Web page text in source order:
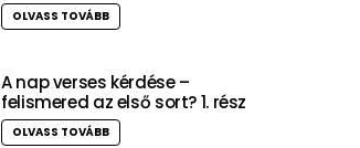
OLVASS TOVÁBB
A nap verses kérdése –
felismered az első sort? 1. rész
OLVASS TOVÁBB